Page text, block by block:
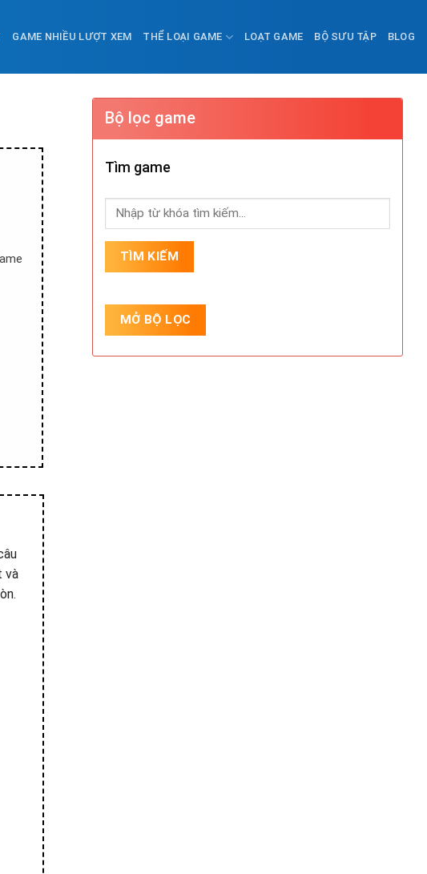
GAME NHIỀU LƯỢT XEM THỂ LOẠI GAME LOẠT GAME BỘ SƯU TẬP BLOG
và
Bộ lọc game
Tìm game